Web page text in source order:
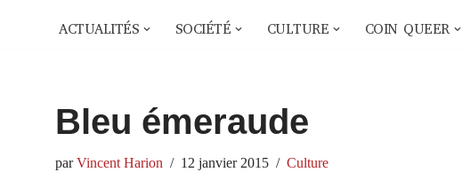
ACTUALITÉS SOCIÉTÉ CULTURE COIN QUEER
Bleu émeraude
parVincent Harion 12 janvier 2015 Culture